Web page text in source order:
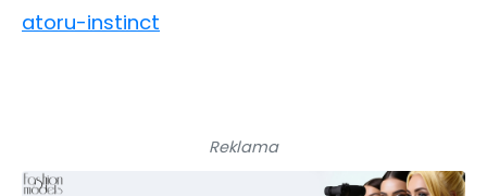
atoru-instinct
Reklama